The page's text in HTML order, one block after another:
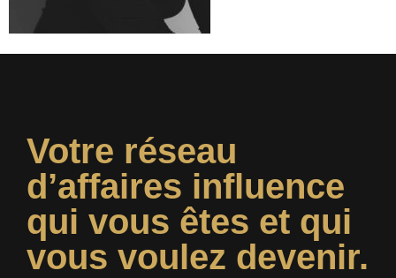
Votre réseau
d’affaires influence
qui vous êtes et qui
vous voulez devenir.